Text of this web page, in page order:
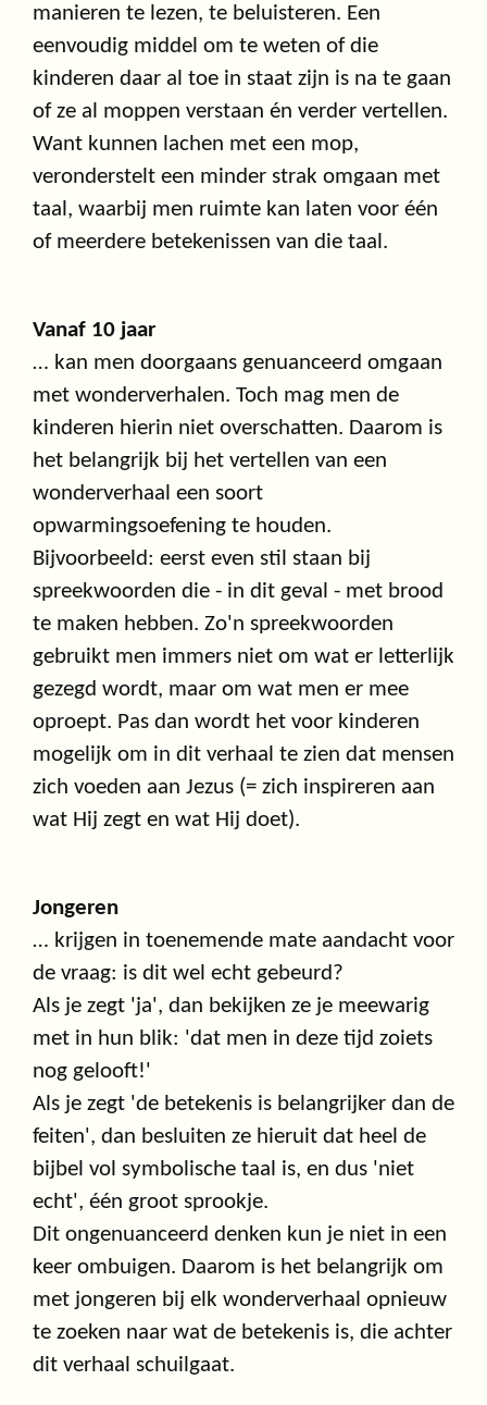
manieren te lezen, te beluisteren. Een
eenvoudig middel om te weten of die
kinderen daar al toe in staat zijn is na te gaan
of ze al moppen verstaan én verder vertellen.
Want kunnen lachen met een mop,
veronderstelt een minder strak omgaan met
taal, waarbij men ruimte kan laten voor één
of meerdere betekenissen van die taal.
Vanaf 10 jaar
… kan men doorgaans genuanceerd omgaan
met wonderverhalen. Toch mag men de
kinderen hierin niet overschatten. Daarom is
het belangrijk bij het vertellen van een
wonderverhaal een soort
opwarmingsoefening te houden.
Bijvoorbeeld: eerst even stil staan bij
spreekwoorden die - in dit geval - met brood
te maken hebben. Zo'n spreekwoorden
gebruikt men immers niet om wat er letterlijk
gezegd wordt, maar om wat men er mee
oproept. Pas dan wordt het voor kinderen
mogelijk om in dit verhaal te zien dat mensen
zich voeden aan Jezus (= zich inspireren aan
wat Hij zegt en wat Hij doet).
Jongeren
… krijgen in toenemende mate aandacht voor
de vraag: is dit wel echt gebeurd?
Als je zegt 'ja', dan bekijken ze je meewarig
met in hun blik: 'dat men in deze tijd zoiets
nog gelooft!'
Als je zegt 'de betekenis is belangrijker dan de
feiten', dan besluiten ze hieruit dat heel de
bijbel vol symbolische taal is, en dus 'niet
echt', één groot sprookje.
Dit ongenuanceerd denken kun je niet in een
keer ombuigen. Daarom is het belangrijk om
met jongeren bij elk wonderverhaal opnieuw
te zoeken naar wat de betekenis is, die achter
dit verhaal schuilgaat.